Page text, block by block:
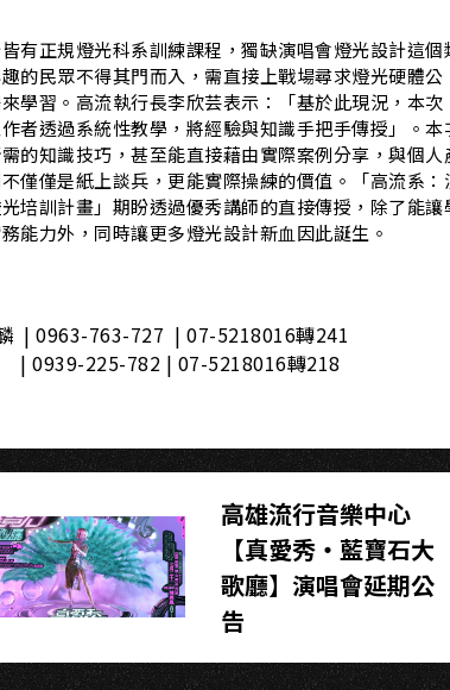
有正規燈光科系訓練課程，獨缺演唱會燈光設計這個
的民眾不得其門而入，需直接上戰場尋求燈光硬體公
學習。高流執行長李欣芸表示：「基於此現況，本次
者透過系統性教學，將經驗與知識手把手傳授」。本
的知識技巧，甚至能直接藉由實際案例分享，與個⼈
僅僅是紙上談兵，更能實際操練的價值。「高流系：
培訓計畫」期盼透過優秀講師的直接傳授，除了能讓
能⼒外，同時讓更多燈光設計新⾎因此誕生。
| 0963-763-727 | 07-5218016轉241
| 0939-225-782 | 07-5218016轉218
高雄流行音樂中心
【真愛秀‧藍寶石大
歌廳】演唱會延期公
告